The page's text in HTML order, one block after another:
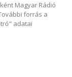
Magyar Rádió
forrás a
adatai